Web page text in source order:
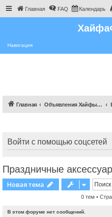
Главная FAQ Календарь
Навигация
Главная Объявления Хайфы и крайот
Войти с помощью соцсетей
Праздничные
Новая тема
0 тем •
В этом форуме нет сообщений.